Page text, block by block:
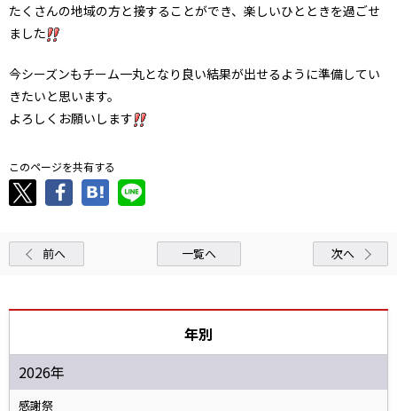
たくさんの地域の方と接することができ、楽しいひとときを過ごせ
ました
今シーズンもチーム一丸となり良い結果が出せるように準備してい
きたいと思います。
よろしくお願いします
このページを共有する
前へ 一覧へ 次へ
年別
2026年
感謝祭